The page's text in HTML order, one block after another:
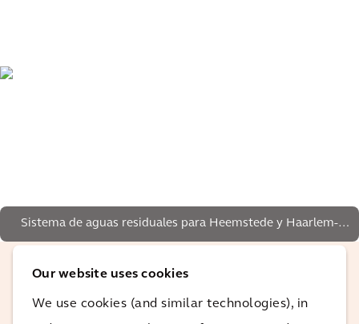
Our website uses cookies
We use cookies (and similar technologies), in
Sistema de aguas residuales para Heemstede y Haarlem-
Schalkwijk
Ante la pregunta de si había algún